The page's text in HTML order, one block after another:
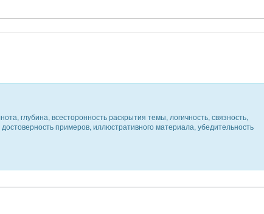
глубина, всесторонность раскрытия темы, логичность, связность,
примеров, иллюстративного материала, убедительность